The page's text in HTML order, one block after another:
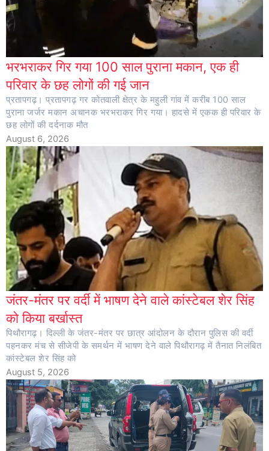
भरभराकर गिर गया 100 साल पुराना मकान, एक ही
परिवार के छह लोगों की गई जान
प्रतापगढ़। प्रतापगढ़ गर कोतवाली क्षेत्र के महुली गांव में करीब 100 साल
पुराना जर्जर मकान अचानक भरभराकर गिर गया। हादसे में एकक ही परिवार के
छह लोगों की दर्दनाक मौत
August 6, 2026
जंतर-मंतर पर वर्दी में भाषण देने वाले कांस्टेबल शेर सिंह
को किया बर्खास्त
पिथौरागढ़। दिल्ली के जंतर-मंतर पर छात्र आंदोलन के दौरान पुलिस की वर्दी
पहनकर मंच से सीजेपी के समर्थन में भाषण देने वाले पिथौरागढ़ में तैनात निलंबित
कांस्टेबल शेर सिंह को
August 5, 2026